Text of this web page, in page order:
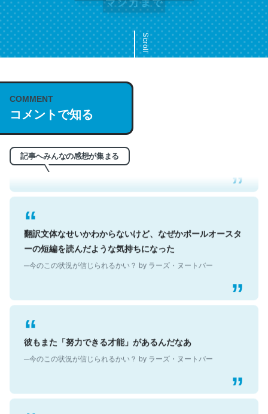
Scroll
COMMENT
コメントで知る
記事へみんなの感想が集まる
これは名文。彼はとてもクレバーなんだろうなと凄く思
う。英語少しでも読める人は原文もお勧め。自分はこの流
れ好き。Let’s Fucking Go. Then Covid hit. Shit.
─今のこの状況が信じられるかい？ by ラーズ・ヌートバー
翻訳文体なせいかわからないけど、なぜかポールオースタ
ーの短編を読んだような気持ちになった
彼もまた「努力できる才能」があるんだなあ